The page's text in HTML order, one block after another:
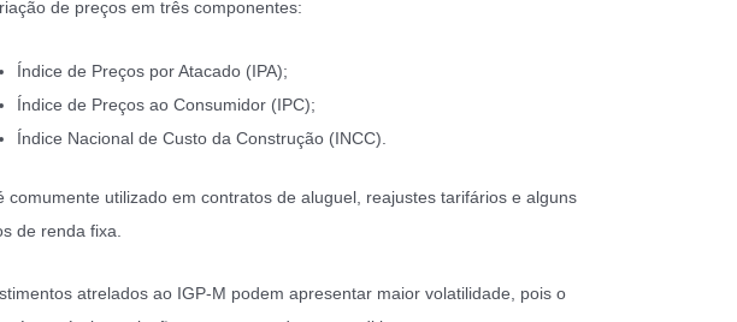
de preços em três componentes:
Índice de Preços por Atacado (IPA);
Índice de Preços ao Consumidor (IPC);
Índice Nacional de Custo da Construção (INCC).
comumente utilizado em contratos de aluguel, reajustes tarifários e alguns
de renda fixa.
atrelados ao IGP-M podem apresentar maior volatilidade, pois o